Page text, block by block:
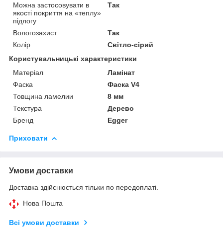
Можна застосовувати в
якості покриття на «теплу»
підлогу
Так
Вологозахист
Так
Колір
Світло-сірий
Користувальницькі характеристики
Матеріал
Ламінат
Фаска
Фаска V4
Товщина ламелии
8 мм
Текстура
Дерево
Бренд
Egger
Приховати
Умови доставки
Доставка здійснюється тільки по передоплаті.
Нова Пошта
Всі умови доставки